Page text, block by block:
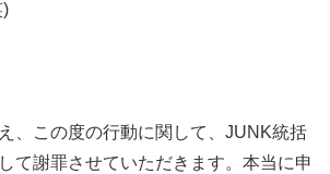
)
、この度の行動に関して、JUNK統括
て謝罪させていただきます。本当に申